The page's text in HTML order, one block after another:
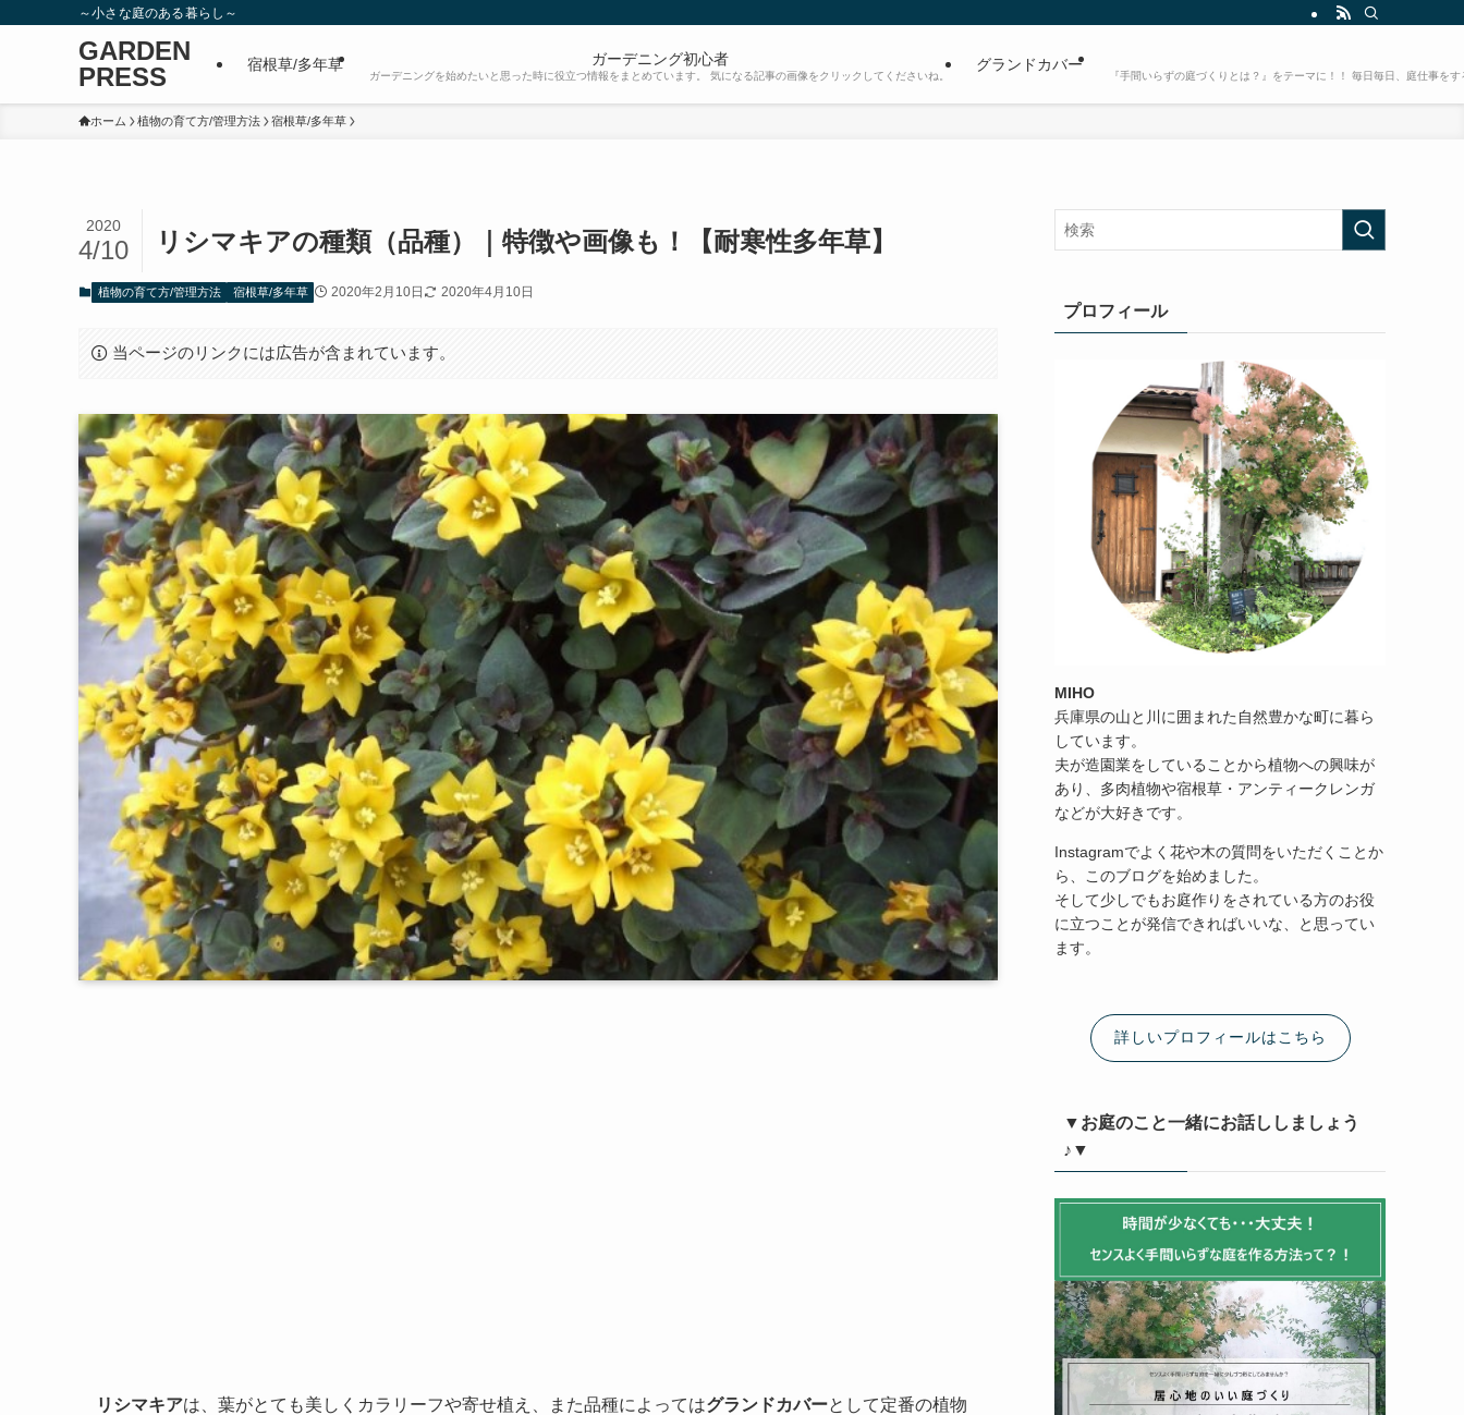
～小さな庭のある暮らし～
GARDEN
PRESS
宿根草/多年草 ガーデニング初心者
ガーデニングを始めたいと思った時に役立つ情報をまとめています。 気になる記事の画像をクリックしてくださいね。
グランドカバー
『手間いらずの庭づくりとは？』をテーマに！！ 毎日毎日、庭仕事
ホーム 植物の育て方/管理方法 宿根草/多年草
リシマキアの種類（品種）｜特徴や画像も！【耐寒性多年草】
2020
4/10
植物の育て方/管理方法 宿根草/多年草 2020年2月10日 2020年4月10日
当ページのリンクには広告が含まれています。
リシマキアは、葉がとても美しくカラリーフや寄せ植え、また品種によってはグランドカバーとして定番の植物
プロフィール
MIHO
兵庫県の山と川に囲まれた自然豊かな町に暮ら
しています。
夫が造園業をしていることから植物への興味が
あり、多肉植物や宿根草・アンティークレンガ
などが大好きです。
Instagramでよく花や木の質問をいただくことか
ら、このブログを始めました。
そして少しでもお庭作りをされている方のお役
に立つことが発信できればいいな、と思ってい
ます。
詳しいプロフィールはこちら
▼お庭のこと一緒にお話ししましょう
♪▼